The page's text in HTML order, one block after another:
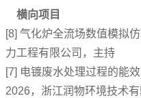
横向项目
[8] 气化炉全流场数值模拟
力工程有限公司，主持
[7] 电镀废水处理过程的能
2026，浙江润物环境技术